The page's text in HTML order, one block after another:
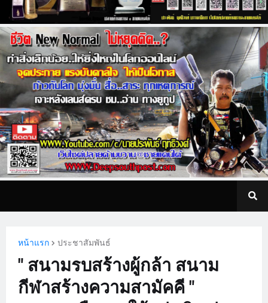
หน้าแรก ประชาสัมพันธ์
" สนามรบสร้างผู้กล้า สนาม
กีฬาสร้างความสามัคคี "